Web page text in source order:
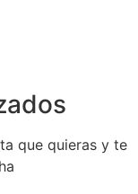
que quieras y te